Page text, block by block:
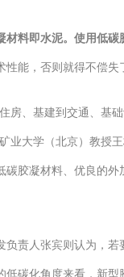
材料即水泥。使用低
性能，否则就得不偿
房、基建到交通、基
业大学（北京）教授
碳胶凝材料、优良的
责人张宾则认为，
低碳化角度来看，新